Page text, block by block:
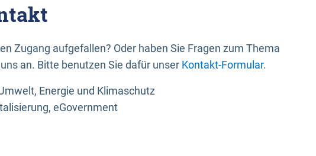
Zugang aufgefallen? Oder haben Sie Fragen zum Thema
an. Bitte benutzen Sie dafür unser Kontakt-Formular.
Energie und Klimaschutz
eGovernment